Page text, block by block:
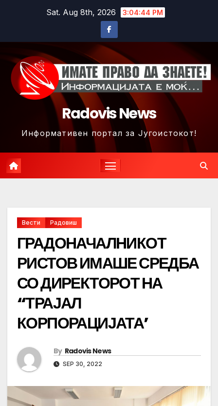
Sat. Aug 8th, 2026 3:04:47 PM
Radovis News
Информативен портал за Југоистокот!
Вести Радовиш
ГРАДОНАЧАЛНИКОТ
РИСТОВ ИМАШЕ СРЕДБА
СО ДИРЕКТОРОТ НА
“ТРАЈАЛ
КОРПОРАЦИЈАТА’
By Radovis News
SEP 30, 2022